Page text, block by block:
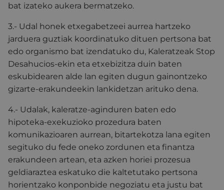
bat izateko aukera bermatzeko.
3.- Udal honek etxegabetzeei aurrea hartzeko
jarduera guztiak koordinatuko dituen pertsona bat
edo organismo bat izendatuko du, Kaleratzeak Stop
Desahucios-ekin eta etxebizitza duin baten
eskubidearen alde lan egiten dugun gainontzeko
gizarte-erakundeekin lankidetzan arituko dena.
4.- Udalak, kaleratze-aginduren baten edo
hipoteka-exekuzioko prozedura baten
komunikazioaren aurrean, bitartekotza lana egiten
segituko du fede oneko zordunen eta finantza
erakundeen artean, eta azken horiei prozesua
geldiaraztea eskatuko die kaltetutako pertsona
horientzako konponbide negoziatu eta justu bat